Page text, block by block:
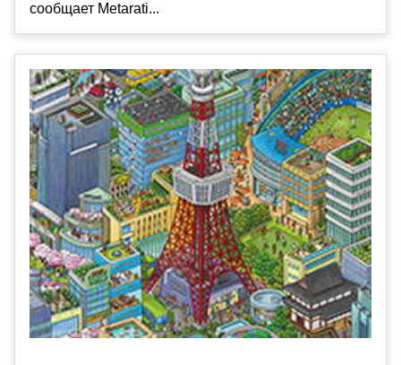
сообщает Metarati...